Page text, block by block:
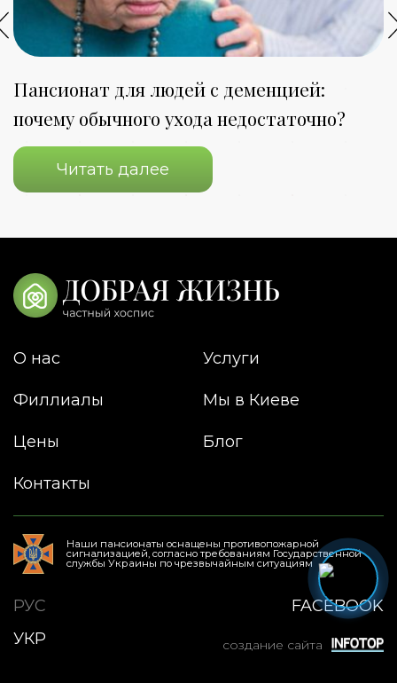
Пансионат для людей с деменцией:
почему обычного ухода недостаточно?
Читать далее
О нас Услуги
Филлиалы Мы в Киеве
Цены Блог
Контакты
Наши пансионаты оснащены противопожарной
сигнализацией, согласно требованиям Государственной
службы Украины по чрезвычайным ситуациям
РУС
УКР
FACEBOOK
создание сайта